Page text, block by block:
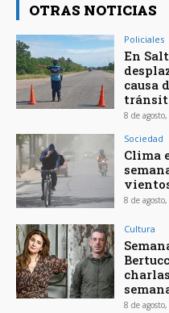
OTRAS NOTICIAS
Policiales
En
causa
8 de
Sociedad
Clima
8 de
Cultura
8 de